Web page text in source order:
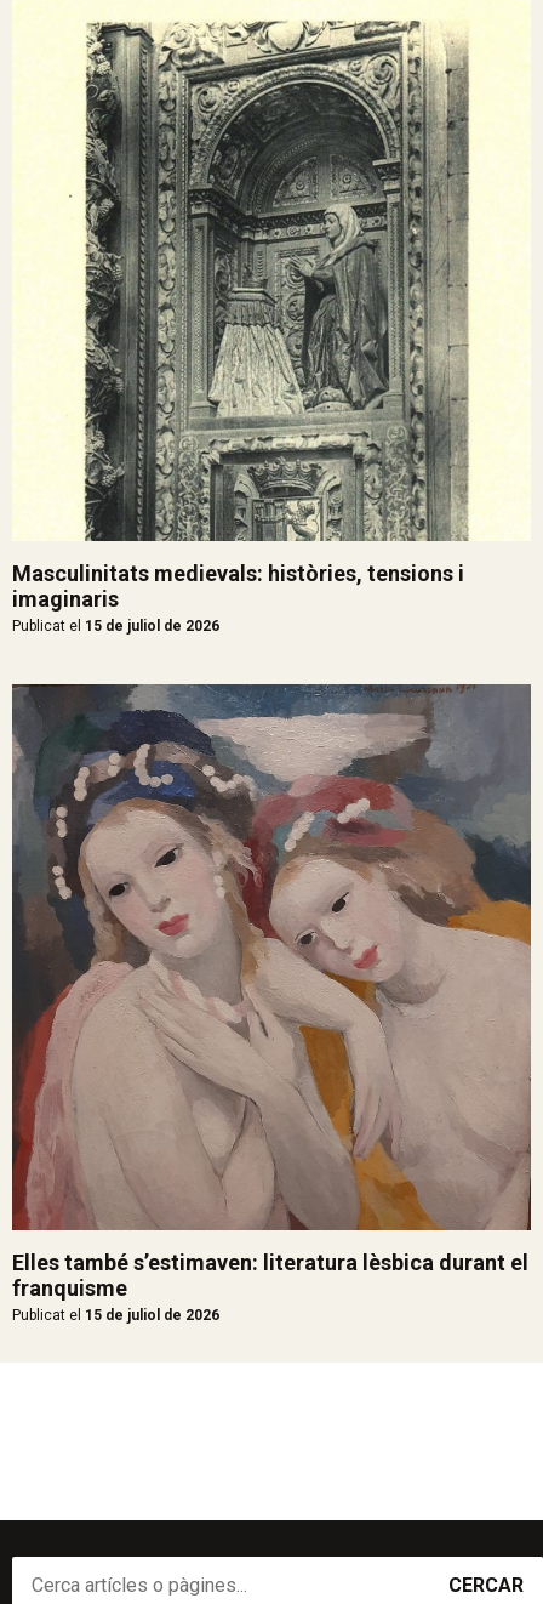
Masculinitats medievals: històries, tensions i
imaginaris
Publicat el 15 de juliol de 2026
Elles també s’estimaven: literatura lèsbica durant el
franquisme
Publicat el 15 de juliol de 2026
CERCAR